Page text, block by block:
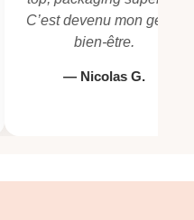
C’est devenu mon geste
bien-être.
— Nicolas G.